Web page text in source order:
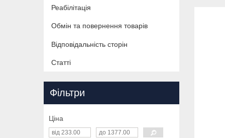
Реабілітація
Обмін та повернення товарів
Відповідальність сторін
Статті
Фільтри
Ціна